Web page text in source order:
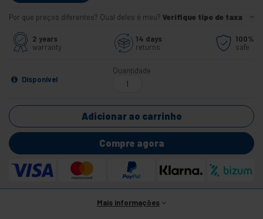
Por que preços diferentes? Qual deles é meu? Verifique tipo de taxa
2 years
warranty
14 days
returns
100%
safe
Disponível
Quantidade
Adicionar ao carrinho
Compre agora
Mais informações